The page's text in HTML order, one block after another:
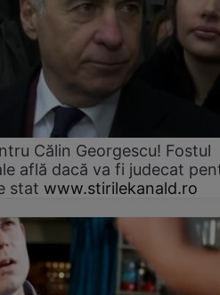
Călin Georgescu! Fostul
află dacă va fi judecat
stat www.stirilekanald.ro